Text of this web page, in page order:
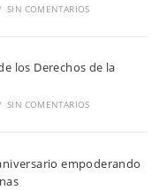
SIN COMENTARIOS
los Derechos de la
SIN COMENTARIOS
empoderando